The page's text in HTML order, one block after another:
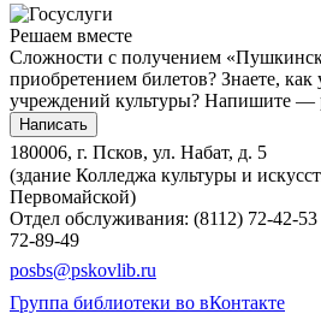
Решаем вместе
Сложности с получением
приобретением билетов? Знаете, как
учреждений культуры? Напишите —
Написать
180006, г. Псков, ул. Набат, д. 5
(здание Колледжа культуры и
Первомайской)
Отдел обслуживания: (8112) 72-42-53
72-89-49
posbs@pskovlib.ru
Группа библиотеки во вКонтакте